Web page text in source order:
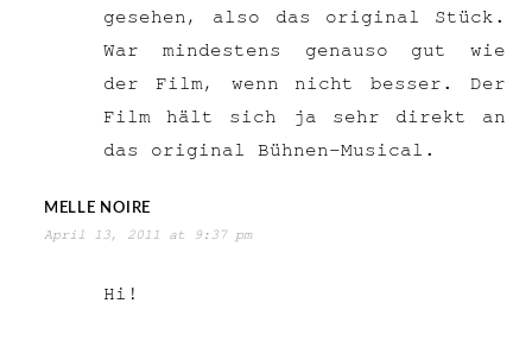
gesehen, also das original Stück.
War mindestens genauso gut wie
der Film, wenn nicht besser. Der
Film hält sich ja sehr direkt an
das original Bühnen-Musical.
MELLE NOIRE
April 13, 2011 at 9:37 pm
Hi!